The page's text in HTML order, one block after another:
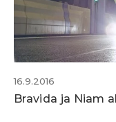
16.9.2016
Bravida ja Niam